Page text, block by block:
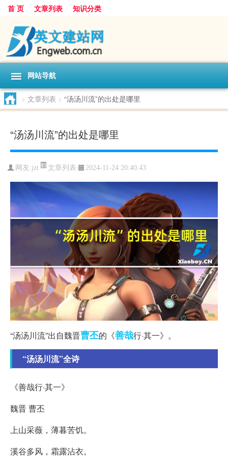
首 页 文章列表 知识分类
网站导航
> 文章列表 > “汤汤川流”的出处是哪里
“汤汤川流”的出处是哪里
网友:jzt 文章列表 2024-11-24 20:40:43
“汤汤川流”出自魏晋曹丕的《善哉行·其一》。
“汤汤川流”全诗
《善哉行·其一》
魏晋 曹丕
上山采薇，薄暮苦饥。
溪谷多风，霜露沾衣。